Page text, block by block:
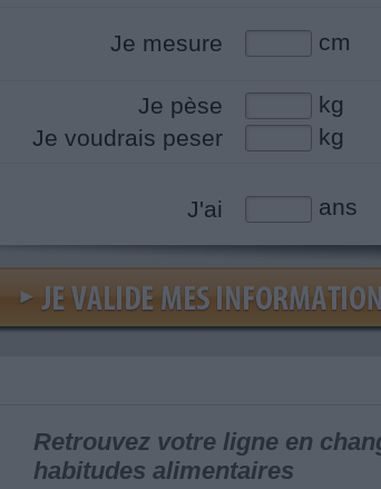
Je mesure cm
Je pèse
kg
Je voudrais peser
kg
J'ai ans
Retrouvez votre ligne en
habitudes alimentaires